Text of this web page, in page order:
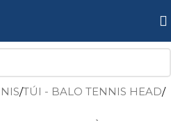
/TÚI - BALO TENNIS HEAD/